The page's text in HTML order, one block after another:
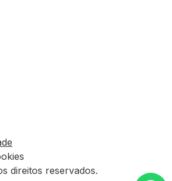
direitos reservados.